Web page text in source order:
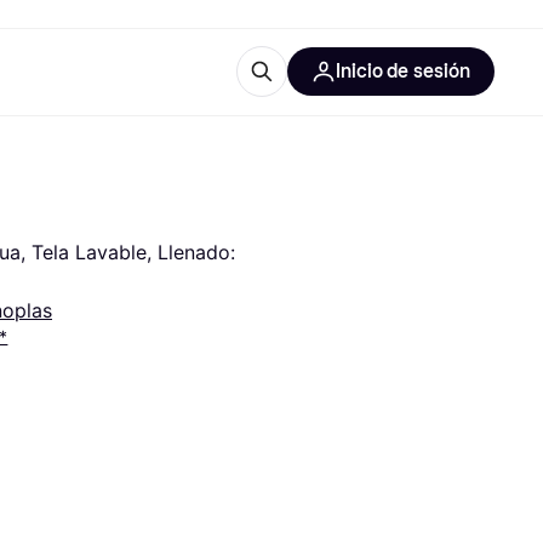
Inicio de sesión
Tela Lavable, Llenado: